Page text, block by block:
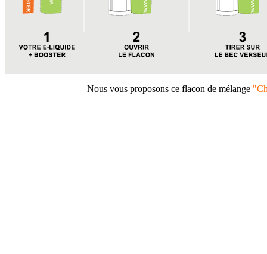
Nous vous proposons ce flacon de mélange "